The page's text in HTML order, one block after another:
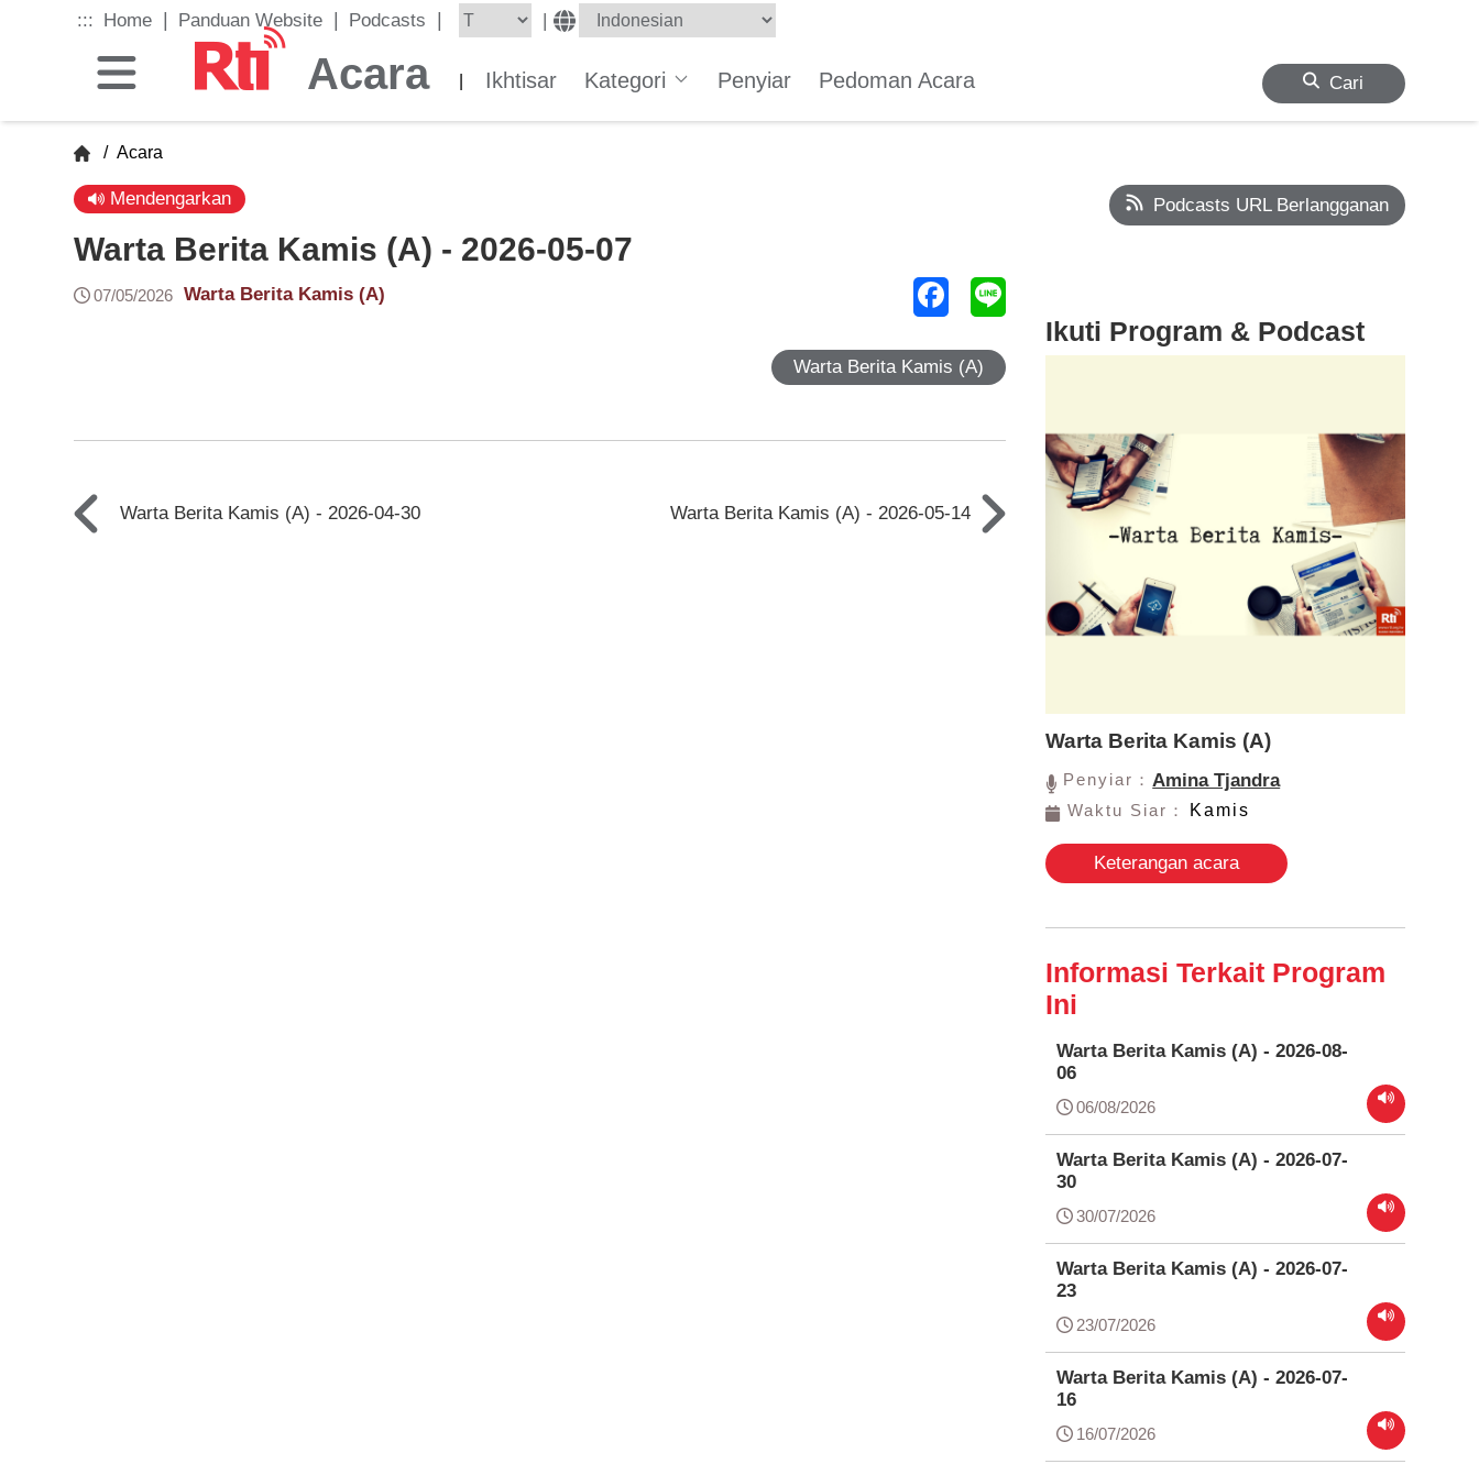
::: Home Panduan Website Podcasts |
Acara Ikhtisar Kategori Penyiar Pedoman Acara Cari
/ Acara
Mendengarkan
Warta Berita Kamis (A) - 2026-05-07
07/05/2026 Warta Berita Kamis (A)
Warta Berita Kamis (A)
Warta Berita Kamis (A) - 2026-04-30 Warta Berita Kamis (A) - 2026-05-14
Podcasts URL Berlangganan
Ikuti Program & Podcast
Warta Berita Kamis (A)
Penyiar： Amina Tjandra
Waktu Siar： Kamis
Keterangan acara
Informasi Terkait Program
Ini
Warta Berita Kamis (A) - 2026-08-
06
06/08/2026
Warta Berita Kamis (A) - 2026-07-
30
30/07/2026
Warta Berita Kamis (A) - 2026-07-
23
23/07/2026
Warta Berita Kamis (A) - 2026-07-
16
16/07/2026